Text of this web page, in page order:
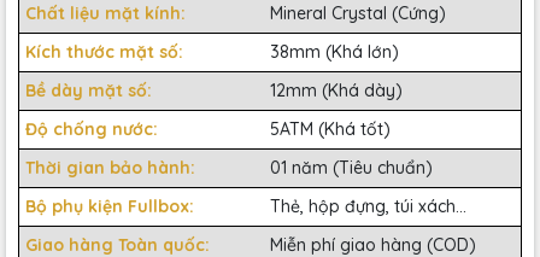
Chất liệu mặt kính:
Mineral Crystal (Cứng)
Kích thước mặt số:
38mm (Khá lớn)
Bề dày mặt số:
12mm (Khá dày)
Độ chống nước:
5ATM (Khá tốt)
Thời gian bảo hành:
01 năm (Tiêu chuẩn)
Bộ phụ kiện Fullbox:
Thẻ, hộp đựng, túi xách...
Giao hàng Toàn quốc:
Miễn phí giao hàng (COD)